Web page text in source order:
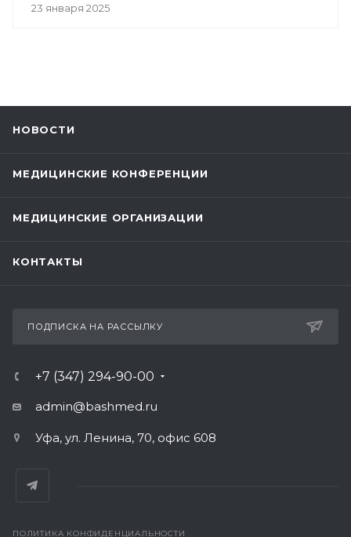
23 января 2025
НОВОСТИ
МЕДИЦИНСКИЕ КОНФЕРЕНЦИИ
МЕДИЦИНСКИЕ ОРГАНИЗАЦИИ
КОНТАКТЫ
ПОДПИСКА НА РАССЫЛКУ
+7 (347) 294-90-00
admin@bashmed.ru
Уфа, ул. Ленина, 70, офис 608
ПОЛИТИКА КОНФИДЕНЦИАЛЬНОСТИ